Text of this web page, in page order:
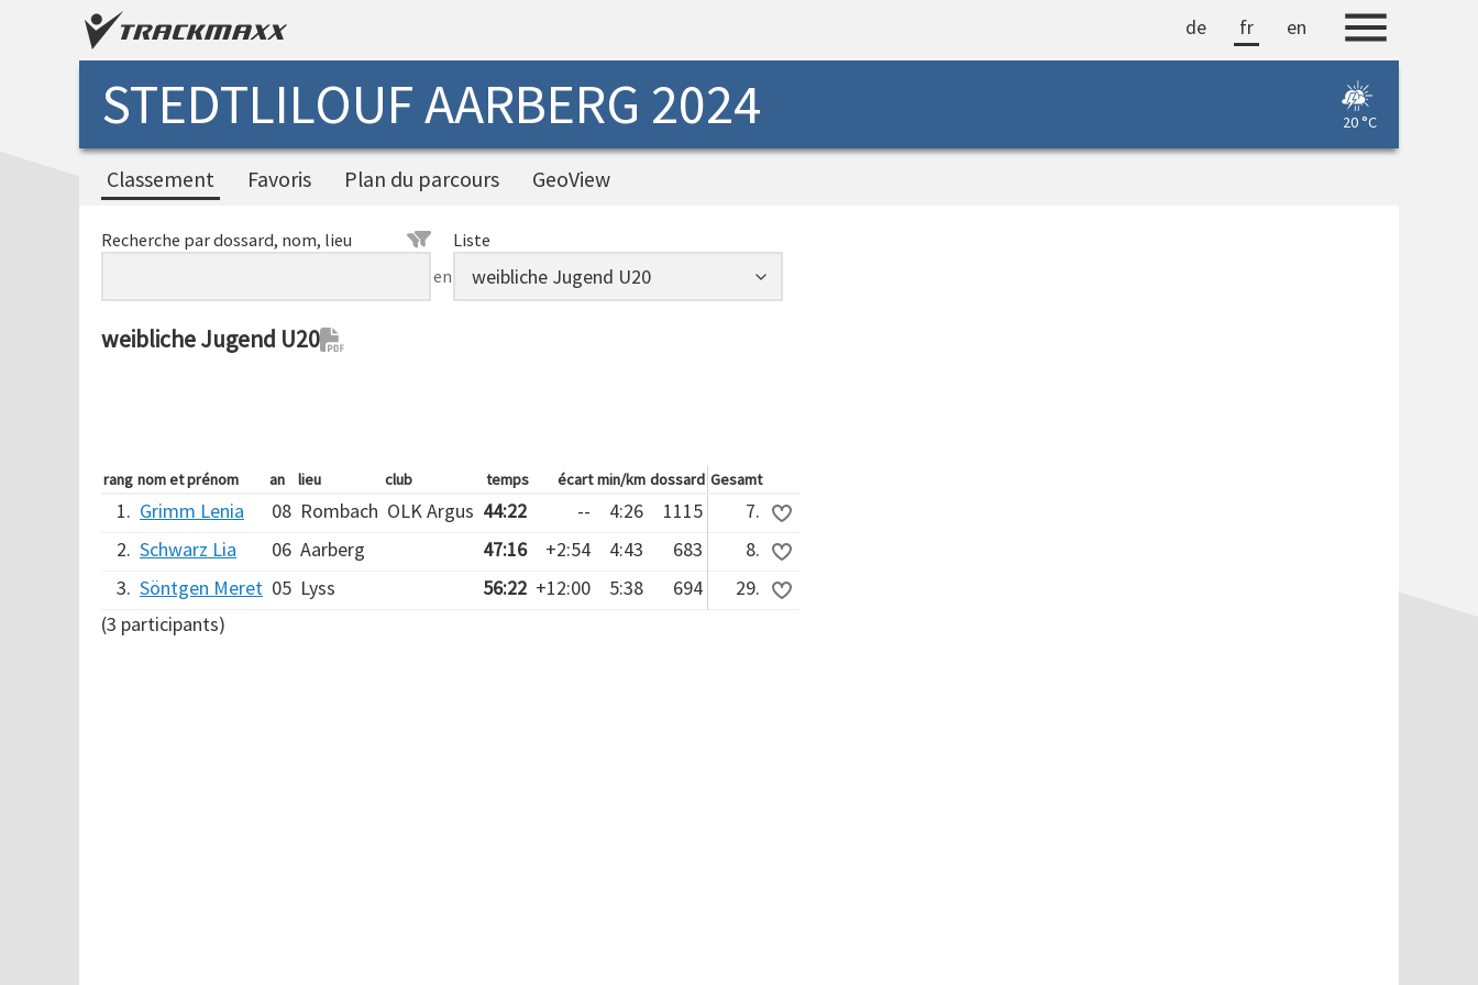
de fr en
STEDTLILOUF AARBERG 2024 20 °C
Classement Favoris Plan du parcours GeoView
Recherche par dossard, nom, lieu
en
Liste
weibliche Jugend U20
rang nom et prénom an lieu club temps écart min/km dossard Gesamt
1. Grimm Lenia 08 Rombach OLK Argus 44:22 -- 4:26 1115
7.
2. Schwarz Lia 06 Aarberg 47:16 +2:54 4:43 683
8.
3. Söntgen Meret 05 Lyss 56:22 +12:00 5:38 694
29.
(3 participants)